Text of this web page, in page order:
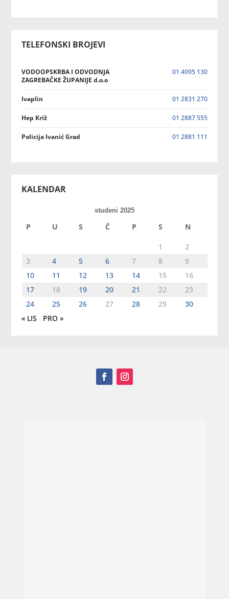
TELEFONSKI BROJEVI
VODOOPSKRBA I ODVODNJA
ZAGREBAČKE ŽUPANIJE d.o.o
01 4095 130
Ivaplin 01 2831 270
Hep Križ 01 2887 555
Policija Ivanić Grad 01 2881 111
KALENDAR
studeni 2025
P U S Č P S N
1
2
3
4 5 6 7 8
9
10
11 12 13 14 15
16
17
18 19 20 21 22
23
24
25 26 27 28 29
30
« LIS
PRO »